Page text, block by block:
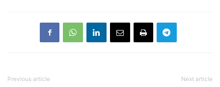
Previous article Next article